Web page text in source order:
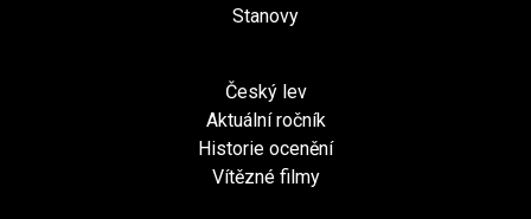
Stanovy
Český lev
Aktuální ročník
Historie ocenění
Vítězné filmy